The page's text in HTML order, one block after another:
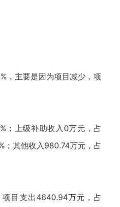
主要是因为项目减少，项
上级补助收入0万元，占
；其他收入980.74万元，占
目支出4640.94万元，占